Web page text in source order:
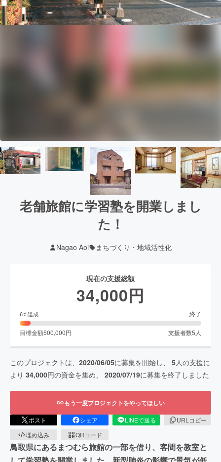
老舗旅館に学習塾を開業しまし
た！
Nagao Aoi まちづくり・地域活性化
現在の支援総額
34,000円
6%達成 終了
目標金額500,000円 支援者数5 人
このプロジェクトは、 2020/06/05に募集を開始し、 5人の支援に
より 34,000円の資金を集め、 2020/07/19に募集を終了しました
もう一度プロジェクトをやってほしい
ポスト シェア LINEで送る
URLコピー
埋め込み
QRコード
鳥取県にあるまつむら旅館の一部を借り、客間を教室と